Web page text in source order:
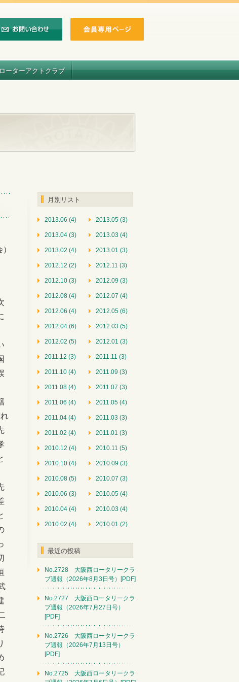
ーターアクトクラブ
月別リスト
2013.06 (4) 2013.05 (3)
2013.04 (3) 2013.03 (4)
2013.02 (4) 2013.01 (3)
2012.12 (2) 2012.11 (3)
2012.10 (3) 2012.09 (3)
2012.08 (4) 2012.07 (4)
2012.06 (4) 2012.05 (6)
2012.04 (6) 2012.03 (5)
2012.02 (5) 2012.01 (3)
2011.12 (3) 2011.11 (3)
2011.10 (4) 2011.09 (3)
2011.08 (4) 2011.07 (3)
2011.06 (4) 2011.05 (4)
2011.04 (4) 2011.03 (3)
2011.02 (4) 2011.01 (3)
2010.12 (4) 2010.11 (5)
2010.10 (4) 2010.09 (3)
2010.08 (5) 2010.07 (3)
2010.06 (3) 2010.05 (4)
2010.04 (4) 2010.03 (4)
2010.02 (4) 2010.01 (2)
最近の投稿
No.2728 大阪西ロータリークラ
ブ週報（2026年8月3日号）[PDF]
No.2727 大阪西ロータリークラ
ブ週報（2026年7月27日号）
[PDF]
No.2726 大阪西ロータリークラ
ブ週報（2026年7月13日号）
[PDF]
No.2725 大阪西ロータリークラ